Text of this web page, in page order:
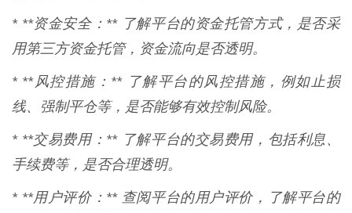
* **资金安全：** 了解平台的资金托管方式，是否采
用第三方资金托管，资金流向是否透明。
* **风控措施：** 了解平台的风控措施，例如止损
线、强制平仓等，是否能够有效控制风险。
* **交易费用：** 了解平台的交易费用，包括利息、
手续费等，是否合理透明。
* **用户评价：** 查阅平台的用户评价，了解平台的